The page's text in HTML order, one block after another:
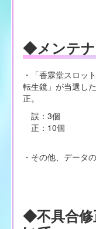
◆メンテ
・「香霖堂スロッ
転生鏡」が当選し
正。
誤：3個
正：10個
・その他、データ
◆不具合修